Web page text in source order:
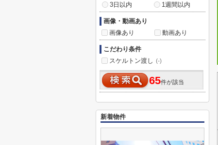
3日以内
1週間以内
画像・動画あり
画像あり
動画あり
こだわり条件
スケルトン渡し (-)
65件が該当
新着物件